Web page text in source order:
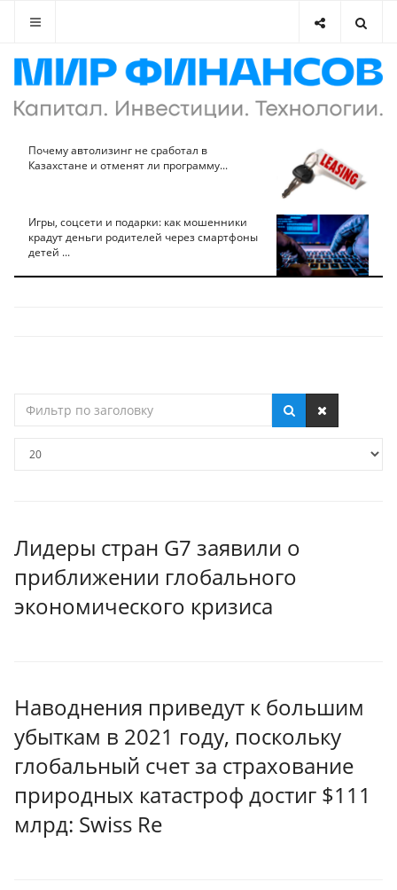
Почему автолизинг не сработал в
Казахстане и отменят ли программу...
Игры, соцсети и подарки: как мошенники
крадут деньги родителей через смартфоны
детей ...
по
Лидеры стран G7 заявили о
приближении глобального
экономического кризиса
Наводнения приведут к большим
убыткам в 2021 году, поскольку
глобальный счет за страхование
природных катастроф достиг $111
млрд: Swiss Re